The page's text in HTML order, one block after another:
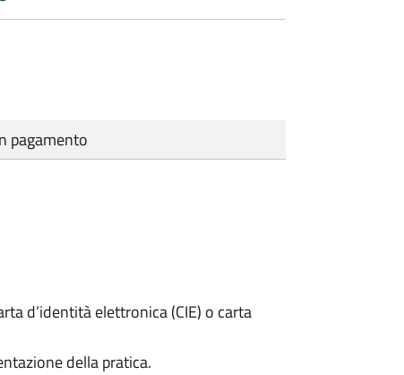
pagamento
d’identità elettronica (CIE) o carta
della pratica.